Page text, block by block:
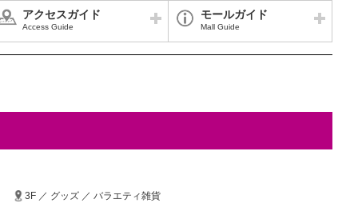
アクセスガイド
Access Guide
モールガイド
Mall Guide
3F ／ グッズ ／ バラエティ雑貨